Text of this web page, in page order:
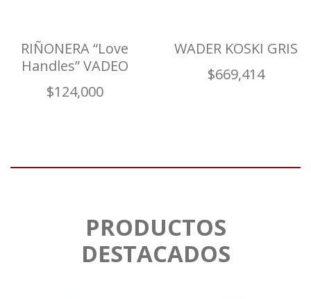
RIÑONERA “Love
Handles” VADEO
$124,000
WADER KOSKI GRIS
$669,414
PRODUCTOS
DESTACADOS